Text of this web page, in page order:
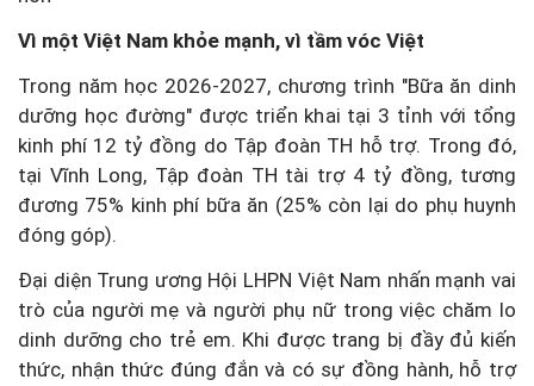
Vì một Việt Nam khỏe mạnh, vì tầm vóc Việt
Trong năm học 2026-2027, chương trình "Bữa ăn dinh
dưỡng học đường" được triển khai tại 3 tỉnh với tổng
kinh phí 12 tỷ đồng do Tập đoàn TH hỗ trợ. Trong đó,
tại Vĩnh Long, Tập đoàn TH tài trợ 4 tỷ đồng, tương
đương 75% kinh phí bữa ăn (25% còn lại do phụ huynh
đóng góp).
Đại diện Trung ương Hội LHPN Việt Nam nhấn mạnh vai
trò của người mẹ và người phụ nữ trong việc chăm lo
dinh dưỡng cho trẻ em. Khi được trang bị đầy đủ kiến
thức, nhận thức đúng đắn và có sự đồng hành, hỗ trợ